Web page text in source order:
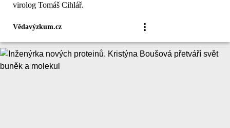
virolog Tomáš Cihlář.
Vědavýzkum.cz